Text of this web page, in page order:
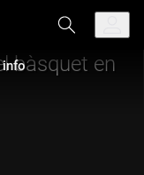
infobàsquet en